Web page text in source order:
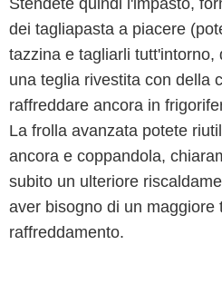
Stendete quindi l'impasto,
dei tagliapasta a piacere
tazzina e tagliarli tutt'intorno,
una teglia rivestita con della
raffreddare ancora in
La frolla avanzata potete
ancora e coppandola,
subito un ulteriore
aver bisogno di un maggiore
raffreddamento.